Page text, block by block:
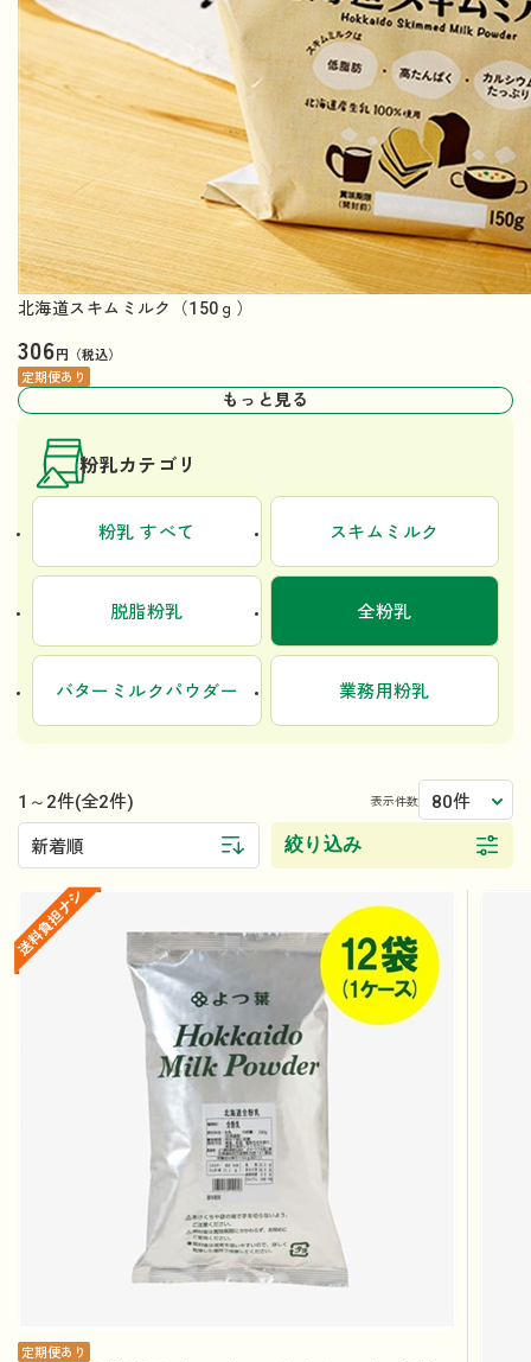
北海道スキムミルク（150ｇ）
306円（税込）
定期便あり
もっと見る
粉乳カテゴリ
粉乳 すべて スキムミルク
脱脂粉乳 全粉乳
バターミルクパウダー 業務用粉乳
1～2件(全2件) 表示件数 80件
新着順 絞り込み
定期便あり